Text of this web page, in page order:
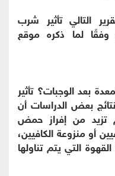
التالي تأثير شرب
لما ذكره موقع
بعد الوجبات؟ تأثير
بعض الدراسات أن
تزيد من إفراز حمض
أو منزوعة الكافيين،
التي يتم تناولها